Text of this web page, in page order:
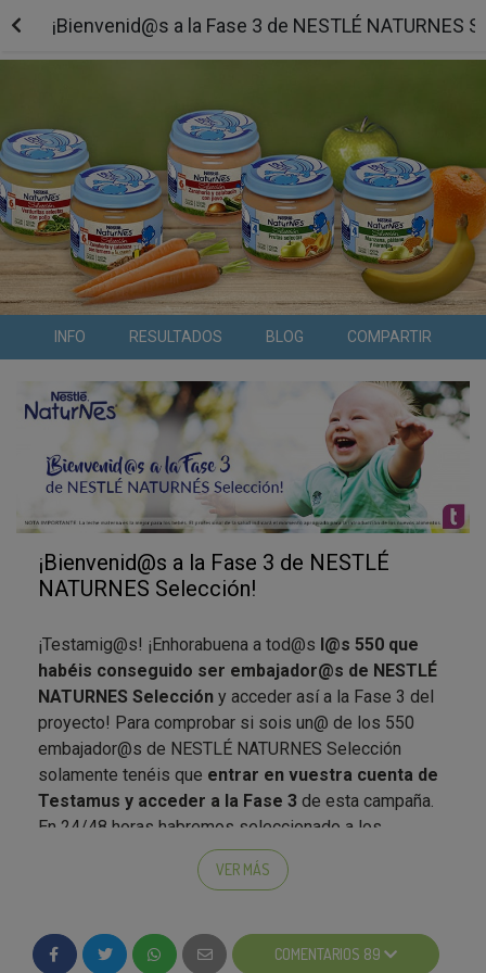
¡Bienvenid@s a la Fase 3 de NESTLÉ NATURNES
INFO RESULTADOS BLOG COMPARTIR
¡Bienvenid@s a la Fase 3 de NESTLÉ
NATURNES Selección!
¡Testamig@s! ¡Enhorabuena a tod@s l@s 550 que
habéis conseguido ser embajador@s de NESTLÉ
NATURNES Selección y acceder así a la Fase 3 del
proyecto! Para comprobar si sois un@ de los 550
embajador@s de NESTLÉ NATURNES Selección
solamente tenéis que entrar en vuestra cuenta de
Testamus y acceder a la Fase 3 de esta campaña.
En 24/48 horas habremos seleccionado a los
embajadores. Recuerda que, si ya has sido embajador
de la campaña Bolsitas NESTLÉ NATURNES,
otros testamig@s que se quedaron fuera en la
campaña anterior.
VER MÁS
COMENTARIOS 89